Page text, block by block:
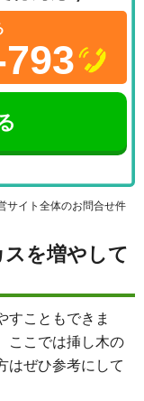
サイト全体のお問合せ件
を増やして
すこともできま
ここでは挿し木の
はぜひ参考にして